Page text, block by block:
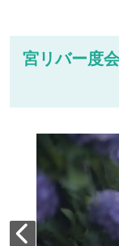
宮リバー度